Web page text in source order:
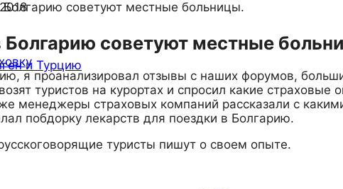
и Турцию
Болгарию советуют местные больницы.
Болгарию советуют местные
я проанализировал отзывы с наших форумов,
туристов на курортах и спросил какие страховые
менеджеры страховых компаний рассказали с
побдорку лекарств для поездки в Болгарию.
туристы пишут о своем опыте.